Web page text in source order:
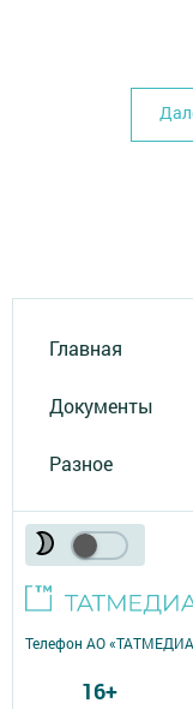
Главная
Документы
Разное
Телефон АО
16+